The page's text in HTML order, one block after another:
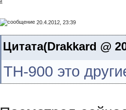
20.4.2012, 23:39
Цитата(Drakkard @
TH-900 это